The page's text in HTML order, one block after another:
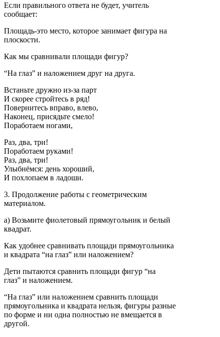
Если правильного ответа не будет, учитель
сообщает:
Площадь-это место, которое занимает фигура на
плоскости.
Как мы сравнивали площади фигур?
“На глаз” и наложением друг на друга.
Встаньте дружно из-за парт
И скорее стройтесь в ряд!
Повернитесь вправо, влево,
Наконец, присядьте смело!
Поработаем ногами,
Раз, два, три!
Поработаем руками!
Раз, два, три!
Улыбнёмся: день хороший,
И похлопаем в ладоши.
3. Продолжение работы с геометрическим
материалом.
а) Возьмите фиолетовый прямоугольник и белый
квадрат.
Как удобнее сравнивать площади прямоугольника
и квадрата “на глаз” или наложением?
Дети пытаются сравнить площади фигур “на
глаз” и наложением.
“На глаз” или наложением сравнить площади
прямоугольника и квадрата нельзя, фигуры разные
по форме и ни одна полностью не вмещается в
другой.